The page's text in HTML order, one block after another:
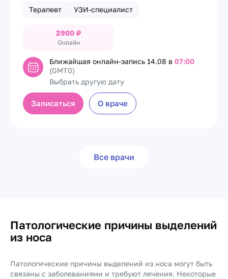
Терапевт УЗИ-специалист
2900 ₽
Онлайн
Ближайшая онлайн-запись 14.08 в 07:00
(GMT0)
Выбрать другую дату
Записаться О враче
Все врачи
Патологические причины выделений
из носа
Патологические причины выделений из носа могут быть
связаны с заболеваниями и требуют лечения. Некоторые